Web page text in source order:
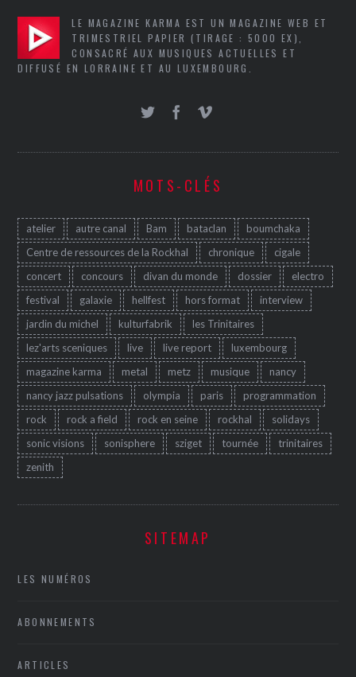
LE MAGAZINE KARMA EST UN MAGAZINE WEB ET
TRIMESTRIEL PAPIER (TIRAGE : 5000 EX),
CONSACRÉ AUX MUSIQUES ACTUELLES ET
DIFFUSÉ EN LORRAINE ET AU LUXEMBOURG.
MOTS-CLÉS
atelier autre canal Bam bataclan
boumchaka
Centre de ressources de la Rockhal
chronique
cigale
concert
concours divan du monde dossier
electro
festival
galaxie hellfest hors format
interview
jardin du michel
kulturfabrik
les Trinitaires
lez'arts sceniques
live live report
luxembourg
magazine karma
metal metz musique
nancy
nancy jazz pulsations
olympia paris
programmation
rock
rock a field rock en seine rockhal
solidays
sonic visions
sonisphere sziget tournée
trinitaires
zenith
SITEMAP
LES NUMÉROS
ABONNEMENTS
ARTICLES